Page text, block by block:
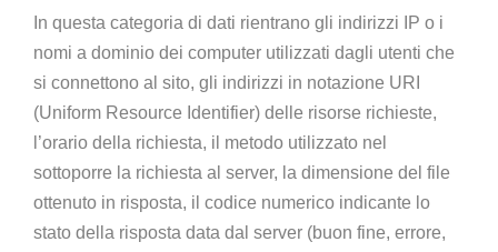
In questa categoria di dati rientrano gli indirizzi IP o i
nomi a dominio dei computer utilizzati dagli utenti che
si connettono al sito, gli indirizzi in notazione URI
(Uniform Resource Identifier) delle risorse richieste,
l’orario della richiesta, il metodo utilizzato nel
sottoporre la richiesta al server, la dimensione del file
ottenuto in risposta, il codice numerico indicante lo
stato della risposta data dal server (buon fine, errore,